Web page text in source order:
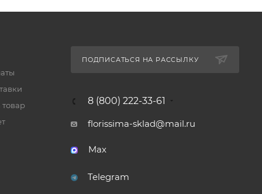
товар
ПОДПИСАТЬСЯ НА РАССЫЛКУ
8 (800) 222-33-61
florissima-sklad@mail.ru
Max
Telegram